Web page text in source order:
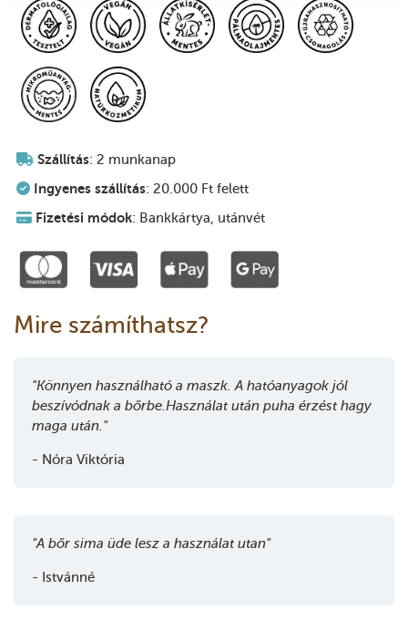
Mire számíthatsz?
"Könnyen használható a maszk. A hatóanyagok jól
beszívódnak a bőrbe.Használat után puha érzést hagy
maga után."
- Nóra Viktória
"A bőr sima üde lesz a használat utan"
- Istvánné
Szállítás: 2 munkanap
Ingyenes szállítás: 20.000 Ft felett
Fizetési módok: Bankkártya, utánvét